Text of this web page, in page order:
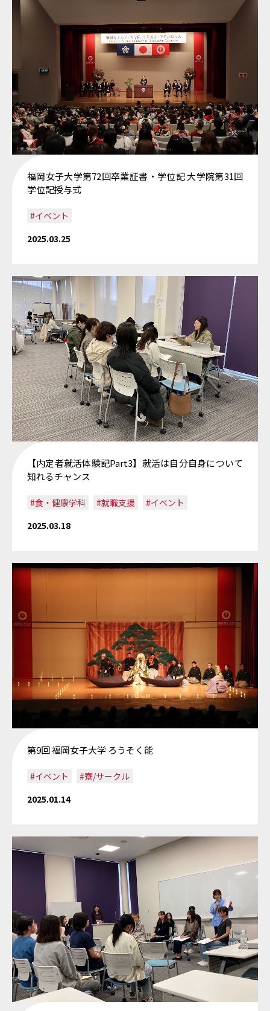
福岡女子大学第72回卒業証書・学位記 大学院第31回
学位記授与式
#イベント
2025.03.25
【内定者就活体験記Part3】就活は自分自身について
知れるチャンス
#食・健康学科 #就職支援
#イベント
2025.03.18
第9回 福岡女子大学 ろうそく能
#イベント
#寮/サークル
2025.01.14